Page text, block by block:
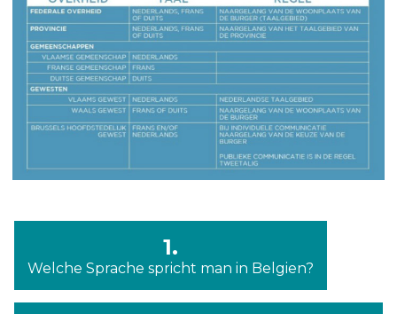
1.
Welche Sprache spricht man in Belgien?